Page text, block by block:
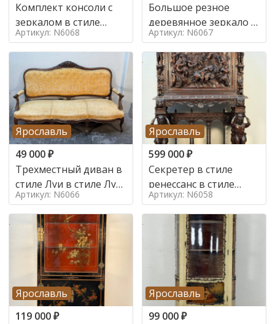
Комплект консоли с
зеркалом в стиле
ренессанс,
Артикул: N6068
Большое резное
деревянное зеркало с
золочением в стиле
Артикул: N6067
Ярославль
49 000₽
Трехместный диван в
стиле Луи в стиле Луи
16,
Артикул: N6066
Ярославль
599 000₽
Секретер в стиле
ренессанс в стиле
ренессанс, 19 век
Артикул: N6058
Ярославль
119 000₽
Ярославль
99 000₽